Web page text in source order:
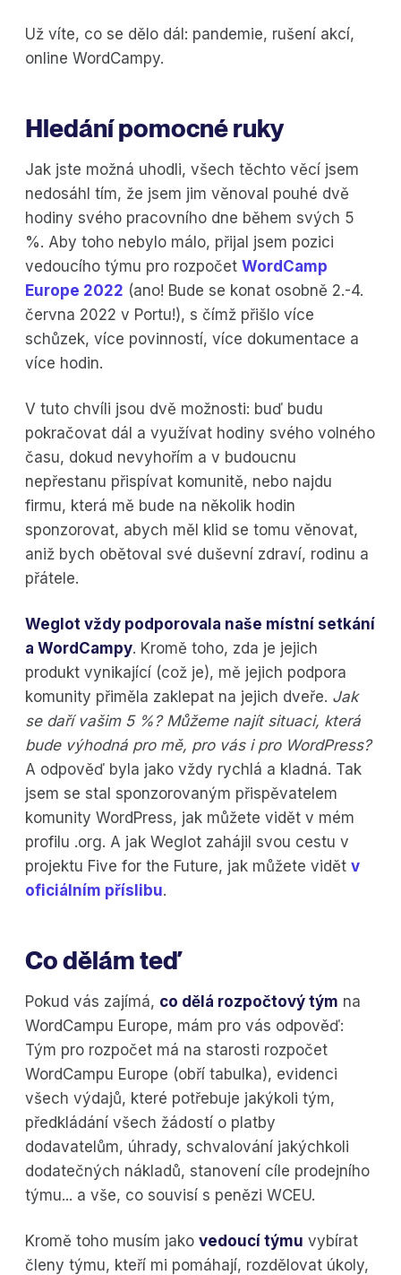
Už víte, co se dělo dál: pandemie, rušení akcí,
online WordCampy.
Hledání pomocné ruky
Jak jste možná uhodli, všech těchto věcí jsem
nedosáhl tím, že jsem jim věnoval pouhé dvě
hodiny svého pracovního dne během svých 5
%. Aby toho nebylo málo, přijal jsem pozici
vedoucího týmu pro rozpočet WordCamp
Europe 2022 (ano! Bude se konat osobně 2.-4.
června 2022 v Portu!), s čímž přišlo více
schůzek, více povinností, více dokumentace a
více hodin.
V tuto chvíli jsou dvě možnosti: buď budu
pokračovat dál a využívat hodiny svého volného
času, dokud nevyhořím a v budoucnu
nepřestanu přispívat komunitě, nebo najdu
firmu, která mě bude na několik hodin
sponzorovat, abych měl klid se tomu věnovat,
aniž bych obětoval své duševní zdraví, rodinu a
přátele.
Weglot vždy podporovala naše místní setkání
a WordCampy. Kromě toho, zda je jejich
produkt vynikající (což je), mě jejich podpora
komunity přiměla zaklepat na jejich dveře. Jak
se daří vašim 5 %? Můžeme najít situaci, která
bude výhodná pro mě, pro vás i pro WordPress?
A odpověď byla jako vždy rychlá a kladná. Tak
jsem se stal sponzorovaným přispěvatelem
komunity WordPress, jak můžete vidět v mém
profilu .org. A jak Weglot zahájil svou cestu v
projektu Five for the Future, jak můžete vidět v
oficiálním příslibu.
Co dělám teď
Pokud vás zajímá, co dělá rozpočtový tým na
WordCampu Europe, mám pro vás odpověď:
Tým pro rozpočet má na starosti rozpočet
WordCampu Europe (obří tabulka), evidenci
všech výdajů, které potřebuje jakýkoli tým,
předkládání všech žádostí o platby
dodavatelům, úhrady, schvalování jakýchkoli
dodatečných nákladů, stanovení cíle prodejního
týmu... a vše, co souvisí s penězi WCEU.
Kromě toho musím jako vedoucí týmu vybírat
členy týmu, kteří mi pomáhají, rozdělovat úkoly,